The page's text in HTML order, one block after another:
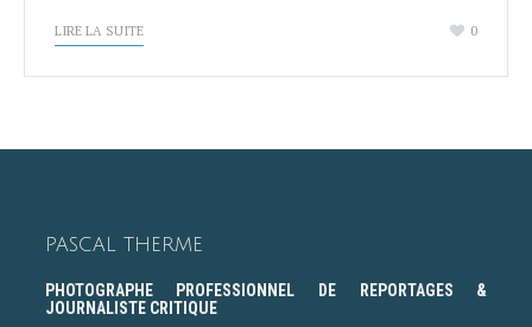
LIRE LA SUITE 0
PASCAL THERME
PHOTOGRAPHE PROFESSIONNEL DE REPORTAGES &
JOURNALISTE CRITIQUE